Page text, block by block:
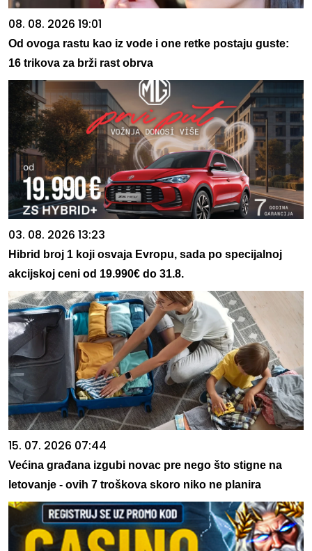
08. 08. 2026 19:01
Od ovoga rastu kao iz vode i one retke postaju guste:
16 trikova za brži rast obrva
03. 08. 2026 13:23
Hibrid broj 1 koji osvaja Evropu, sada po specijalnoj
akcijskoj ceni od 19.990€ do 31.8.
15. 07. 2026 07:44
Većina građana izgubi novac pre nego što stigne na
letovanje - ovih 7 troškova skoro niko ne planira